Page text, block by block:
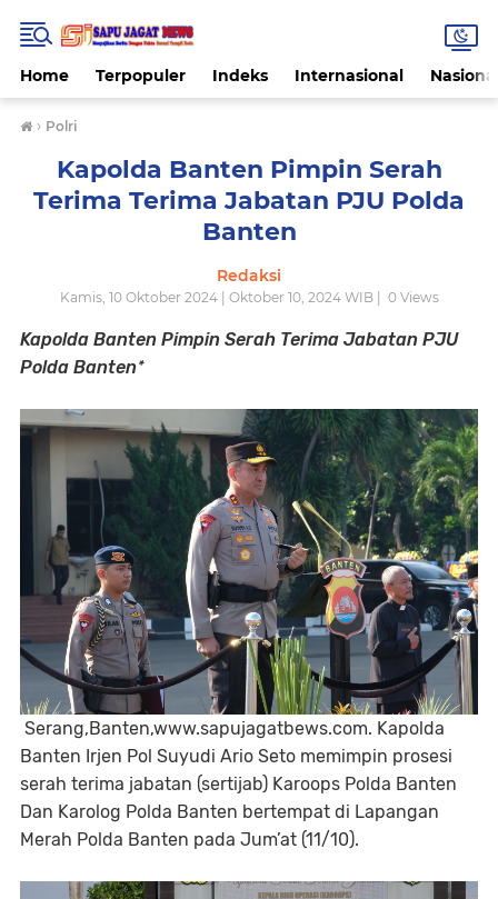
Home Terpopuler Indeks Internasional
› Polri
Kapolda Banten Pimpin Serah
Terima Terima Jabatan PJU Polda
Banten
Redaksi
Kamis, 10 Oktober 2024 | Oktober 10, 2024 WIB | 0Views
Kapolda Banten Pimpin Serah Terima Jabatan PJU
Polda Banten*
Serang,Banten,www.sapujagatbews.com. Kapolda
Banten Irjen Pol Suyudi Ario Seto memimpin prosesi
serah terima jabatan (sertijab) Karoops Polda Banten
Dan Karolog Polda Banten bertempat di Lapangan
Merah Polda Banten pada Jum’at (11/10).